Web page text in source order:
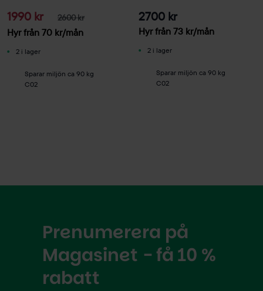
1990 kr 2600 kr
Hyr från 70 kr/mån
2 i lager
Sparar miljön ca 90 kg
C02
2700 kr
Hyr från 73 kr/mån
2 i lager
Sparar miljön ca 90 kg
C02
Prenumerera på
Magasinet - få 10 %
rabatt